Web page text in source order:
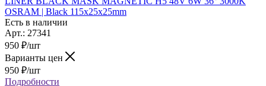
OSRAM | Black 115х25х25mm
Есть в наличии
Арт.: 27341
950 ₽/шт
Варианты цен
950 ₽/шт
Подробности